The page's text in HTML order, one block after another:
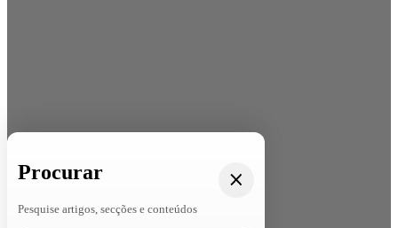
Procurar
Pesquise artigos, secções e conteúdos